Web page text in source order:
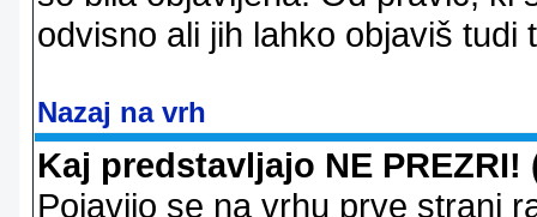
odvisno ali jih lahko objaviš
Nazaj na vrh
Kaj predstavljajo NE
Pojavijo se na vrhu prve strani